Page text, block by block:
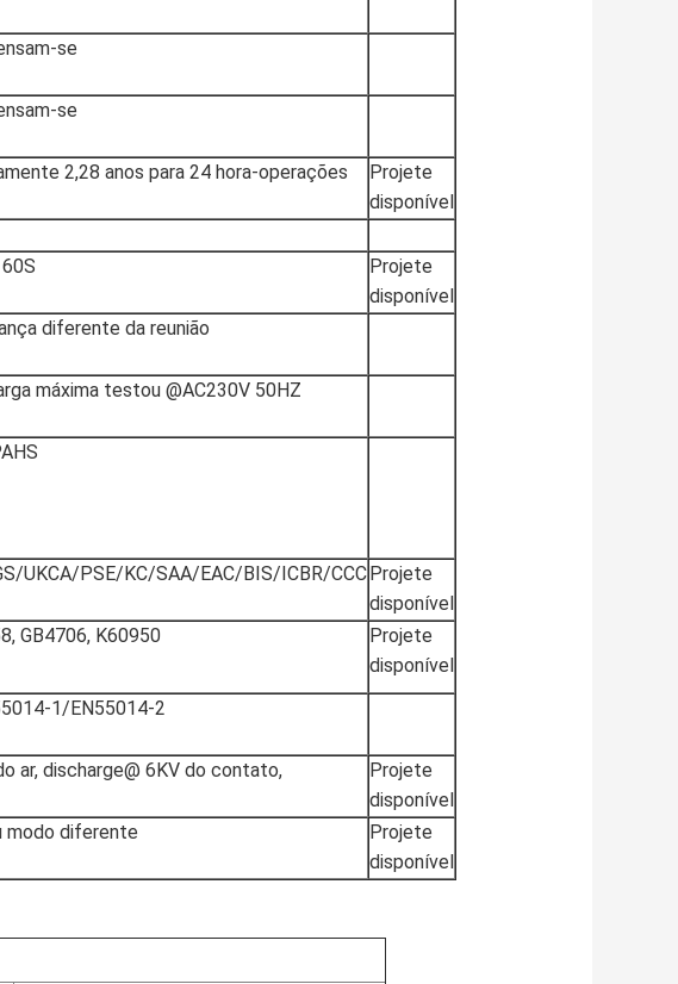
se
se
2,28 anos para 24 hora-operações
Projete
disponível
Projete
disponível
diferente da reunião
máxima testou @AC230V 50HZ
UKCA/PSE/KC/SAA/EAC/BIS/ICBR/CCC Projete
disponível
GB4706, K60950
Projete
disponível
1/EN55014-2
ar, discharge@ 6KV do contato,
Projete
disponível
modo diferente
Projete
disponível